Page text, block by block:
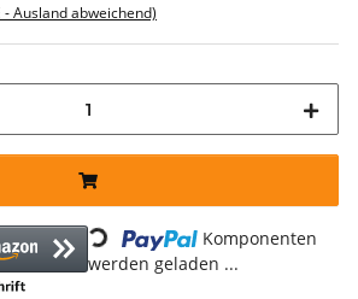
- Ausland abweichend)
Loading...
Komponenten
werden geladen ...